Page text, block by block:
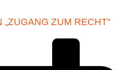
ZUM RECHT“